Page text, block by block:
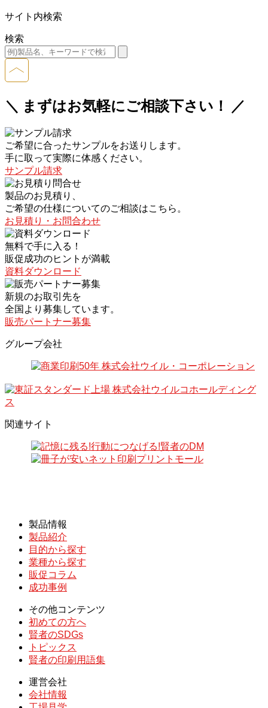
サイト内検索
検索
＼ まずはお気軽にご相談下さい！ ／
ご希望に合ったサンプルをお送りします。
手に取って実際に体感ください。
サンプル請求
製品のお見積り、
ご希望の仕様についてのご相談はこちら。
お見積り・お問合わせ
無料で手に入る！
販促成功のヒントが満載
資料ダウンロード
新規のお取引先を
全国より募集しています。
販売パートナー募集
グループ会社
関連サイト
製品情報
製品紹介
目的から探す
業種から探す
販促コラム
成功事例
その他コンテンツ
初めての方へ
賢者のSDGs
トピックス
賢者の印刷用語集
運営会社
会社情報